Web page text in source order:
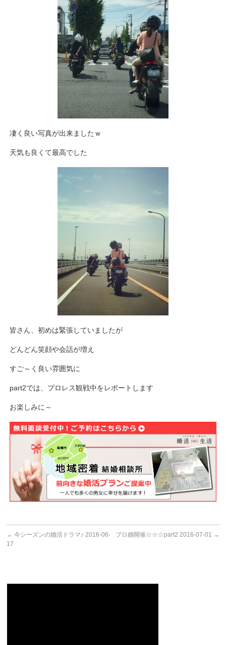
凄く良い写真が出来ましたｗ
天気も良くて最高でした
皆さん、初めは緊張していましたが
どんどん笑顔や会話が増え
すご～く良い雰囲気に
part2では、プロレス観戦中をレポートします
お楽しみに～
← 今シーズンの婚活ドラマ♪ 2016-06-
17
プロ婚開催☆☆☆part2 2016-07-01 →